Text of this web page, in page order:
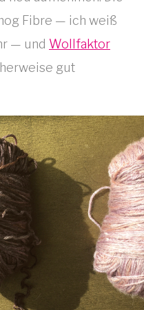
Fibre — ich weiß
— und Wollfaktor
gut